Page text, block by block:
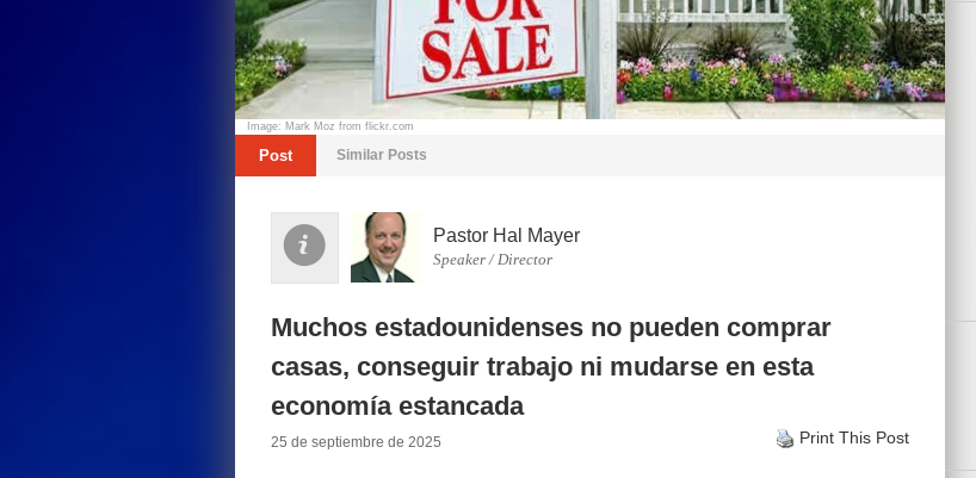
Image: Mark Moz from flickr.com
Post Similar Posts
Pastor Hal Mayer
Speaker / Director
Muchos estadounidenses no pueden comprar
casas, conseguir trabajo ni mudarse en esta
economía estancada
25 de septiembre de 2025 Print This Post